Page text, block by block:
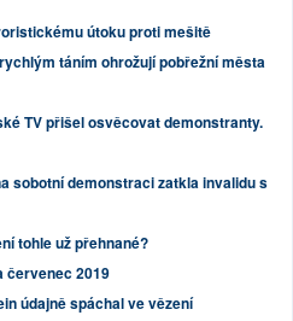
útoku proti mešitě
táním ohrožují pobřežní města
TV přišel osvěcovat demonstranty.
sobotní demonstraci zatkla invalidu s
tohle už přehnané?
červenec 2019
údajně spáchal ve vězení